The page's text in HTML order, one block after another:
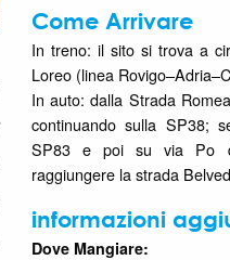
Come Arrivare
In treno: il sito si trova a
Loreo (linea
In auto: dalla Strada
continuando sulla SP38;
SP83 e poi su via Po
raggiungere la strada
informazioni
Dove Mangiare: